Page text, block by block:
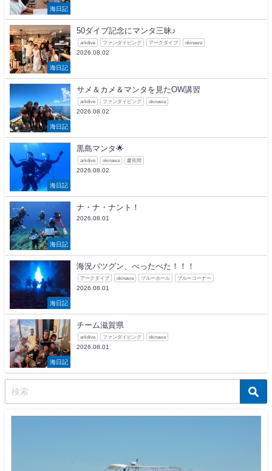
海日記
海日記
50ダイブ記念にマンタ三昧♪
arkdive ファンダイビング アークダイブ okinawa
2026.08.02
海日記
サメ＆カメ＆マンタを見たOW講習
arkdive ファンダイビング okinawa
2026.08.02
海日記
黒島マンタ🌟
arkdive okinawa 慶良間
2026.08.02
海日記
ナ・ナ・ナント！
2026.08.01
海日記
海況バツグン、べったべた！！！
アークダイブ okinawa ブルーホール ブルーコーナー
2026.08.01
海日記
チーム滋賀県
arkdive ファンダイビング okinawa
2026.08.01